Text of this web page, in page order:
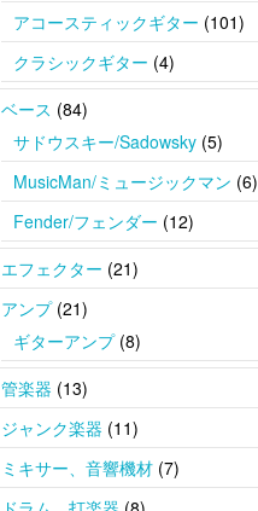
アコースティックギター (101)
クラシックギター (4)
ベース (84)
サドウスキー/Sadowsky (5)
MusicMan/ミュージックマン (6)
Fender/フェンダー (12)
エフェクター (21)
アンプ(21)
ギターアンプ(8)
管楽器 (13)
ジャンク楽器 (11)
ミキサー、音響機材 (7)